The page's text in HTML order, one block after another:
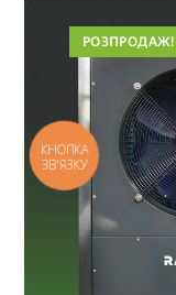
РОЗПРОДАЖ!
КНОПКА
ЗВ'ЯЗКУ